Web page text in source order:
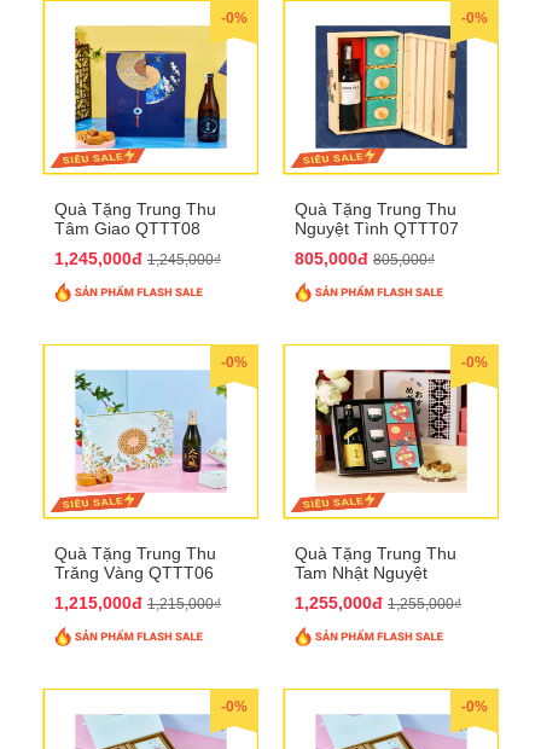
-0%
Quà Tặng Trung Thu
Tâm Giao QTTT08
1,245,000đ 1,245,000₫
-0%
Quà Tặng Trung Thu
Nguyệt Tình QTTT07
805,000đ 805,000₫
-0%
Quà Tặng Trung Thu
Trăng Vàng QTTT06
1,215,000đ 1,215,000₫
-0%
Quà Tặng Trung Thu
Tam Nhật Nguyệt
1,255,000đ 1,255,000₫
-0% -0%